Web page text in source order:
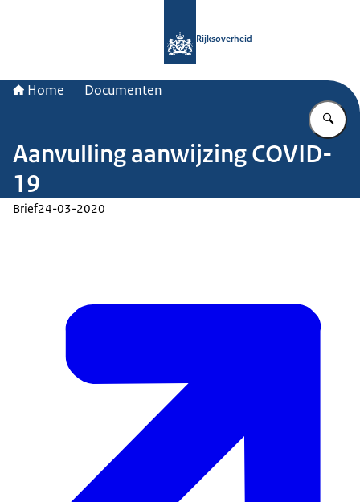
Rijksoverheid
Home Documenten
Aanvulling aanwijzing COVID-
19
Brief24-03-2020